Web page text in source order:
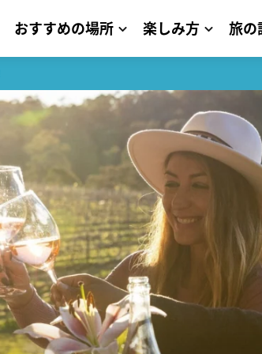
おすすめの場所 楽しみ方 旅の